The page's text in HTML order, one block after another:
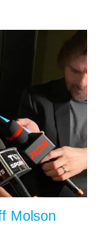
Molson